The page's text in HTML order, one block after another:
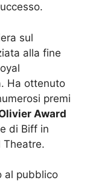
sul
alla fine
Ha ottenuto
premi
Award
di Biff in
Theatre.
al pubblico